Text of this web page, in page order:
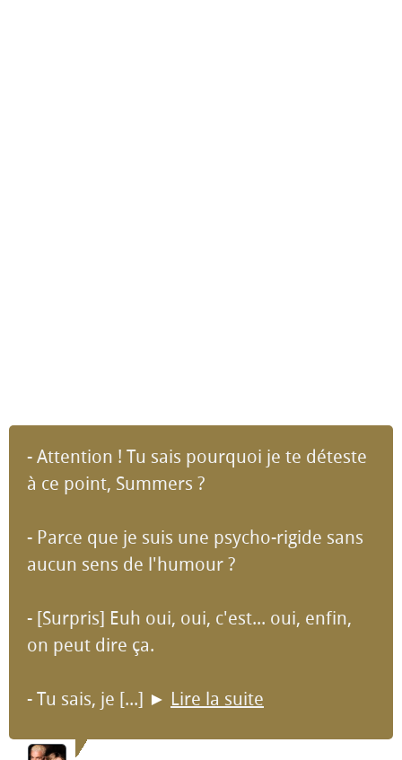
- Attention ! Tu sais pourquoi je te déteste
à ce point, Summers ?
- Parce que je suis une psycho-rigide sans
aucun sens de l'humour ?
- [Surpris] Euh oui, oui, c'est... oui, enfin,
on peut dire ça.
- Tu sais, je [...] ► Lire la suite